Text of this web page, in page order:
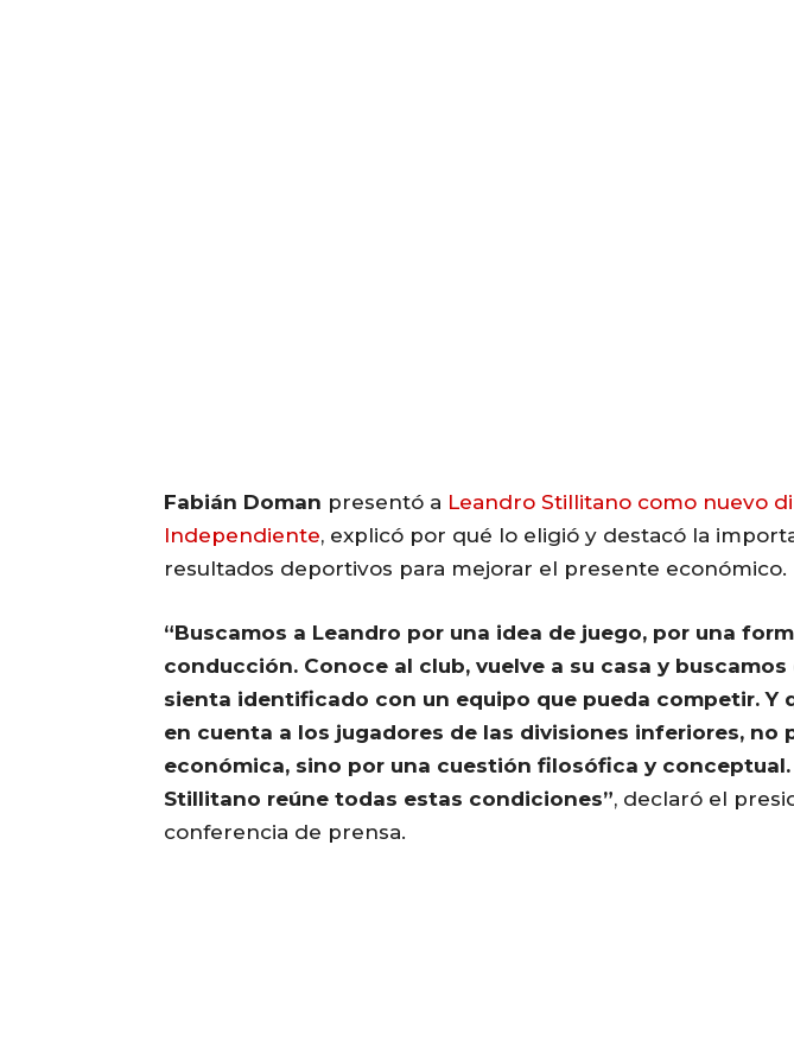
Fabián Doman presentó a Leandro Stillitano como nuevo
Independiente, explicó por qué lo eligió y destacó la
resultados deportivos para mejorar el presente económico.
“Buscamos a Leandro por una idea de juego, por una
conducción. Conoce al club, vuelve a su casa y
sienta identificado con un equipo que pueda competir. Y
en cuenta a los jugadores de las divisiones inferiores, no
económica, sino por una cuestión filosófica y conceptual.
Stillitano reúne todas estas condiciones”, declaró el
conferencia de prensa.